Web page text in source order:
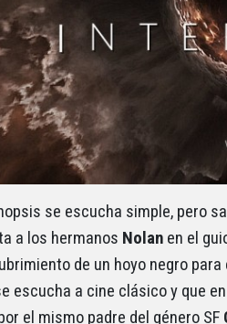
se escucha simple, pero
a los hermanos Nolan en el
de un hoyo negro
escucha a cine clásico y que
el mismo padre del género SF